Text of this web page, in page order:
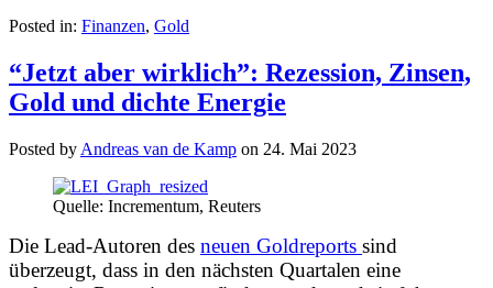
Posted in: Finanzen, Gold
“Jetzt aber wirklich”: Rezession, Zinsen,
Gold und dichte Energie
Posted by Andreas van de Kamp on 24. Mai 2023
Quelle: Incrementum, Reuters
Die Lead-Autoren des neuen Goldreports sind
überzeugt, dass in den nächsten Quartalen eine